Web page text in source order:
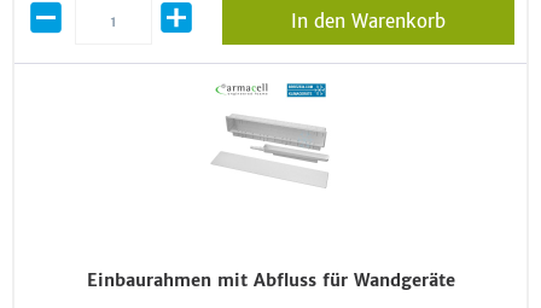
In den Warenkorb
Einbaurahmen mit Abfluss für Wandgeräte